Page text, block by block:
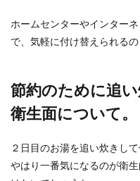
ホームセンターやインター
で、気軽に付け替えられるの
節約のために追
衛生面について。
２日目のお湯を追い炊きし
やはり一番気になるのが衛